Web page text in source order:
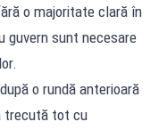
o majoritate clară în
guvern sunt necesare
o rundă anterioară
trecută tot cu